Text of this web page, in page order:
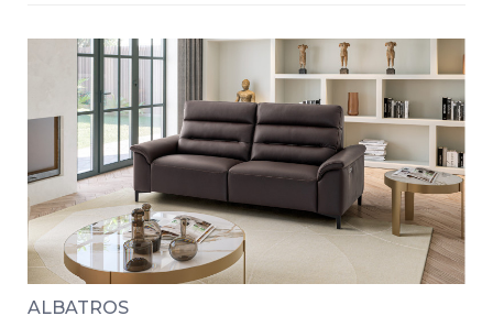
ALBATROS